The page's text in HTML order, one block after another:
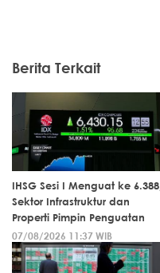
Berita Terkait
IHSG Sesi I Menguat ke 6.388,
Sektor Infrastruktur dan
Properti Pimpin Penguatan
07/08/2026 11:37 WIB